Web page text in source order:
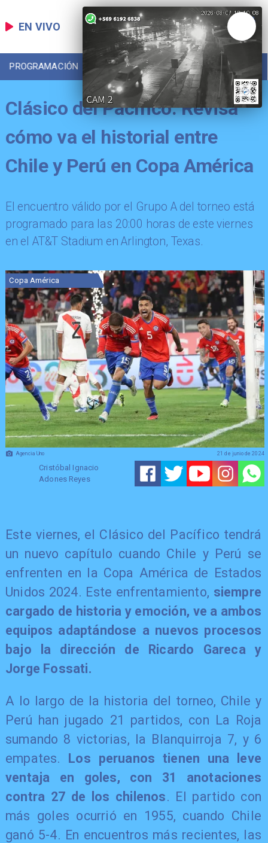
EN VIVO
PROGRAMACIÓN LOCAL DEPORTES
Clásico del Pacífico: Revisa
cómo va el historial entre
Chile y Perú en Copa América
El encuentro válido por el Grupo A del torneo está
programado para las 20:00 horas de este viernes
en el AT&T Stadium en Arlington, Texas.
Agencia Uno
Copa América
Cristóbal Ignacio
Adones Reyes
21 de junio de 2024
Este viernes, el Clásico del Pacífico tendrá
un nuevo capítulo cuando Chile y Perú se
enfrenten en la Copa América de Estados
Unidos 2024. Este enfrentamiento, siempre
cargado de historia y emoción, ve a ambos
equipos adaptándose a nuevos procesos
bajo la dirección de Ricardo Gareca y
Jorge Fossati.
A lo largo de la historia del torneo, Chile y
Perú han jugado 21 partidos, con La Roja
sumando 8 victorias, la Blanquirroja 7, y 6
empates. Los peruanos tienen una leve
ventaja en goles, con 31 anotaciones
contra 27 de los chilenos. El partido con
más goles ocurrió en 1955, cuando Chile
ganó 5-4. En encuentros más recientes, las